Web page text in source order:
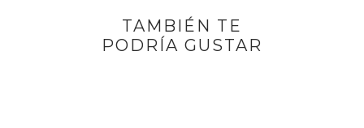
TAMBIÉN TE
PODRÍA GUSTAR